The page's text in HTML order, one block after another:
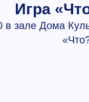
Игра
в зале Дома